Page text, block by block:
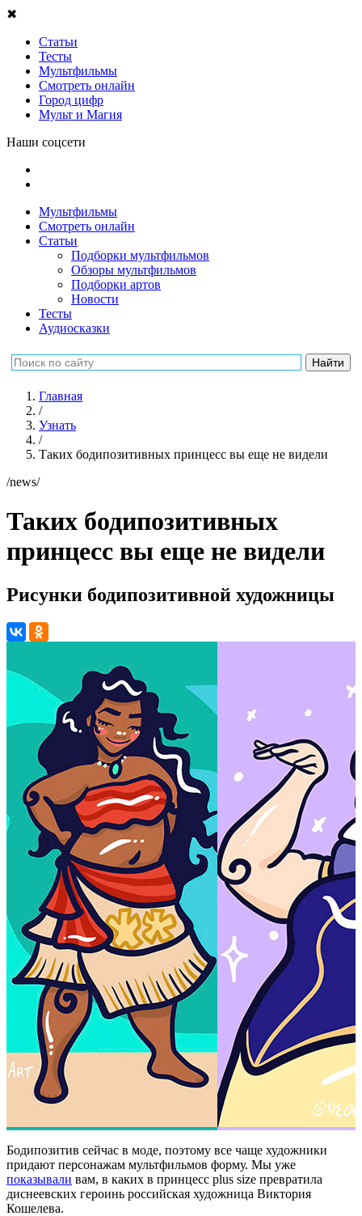
✖
Статьи
Тесты
Мультфильмы
Смотреть онлайн
Город цифр
Мульт и Магия
Наши соцсети
Мультфильмы
Смотреть онлайн
Статьи
Подборки мультфильмов
Обзоры мультфильмов
Подборки артов
Новости
Тесты
Аудиосказки
Главная
/
Узнать
/
Таких бодипозитивных принцесс вы еще не видели
/news/
Таких бодипозитивных
принцесс вы еще не видели
Рисунки бодипозитивной художницы
Бодипозитив сейчас в моде, поэтому все чаще художники
придают персонажам мультфильмов форму. Мы уже
показывали вам, в каких в принцесс plus size превратила
диснеевских героинь российская художница Виктория
Кошелева.